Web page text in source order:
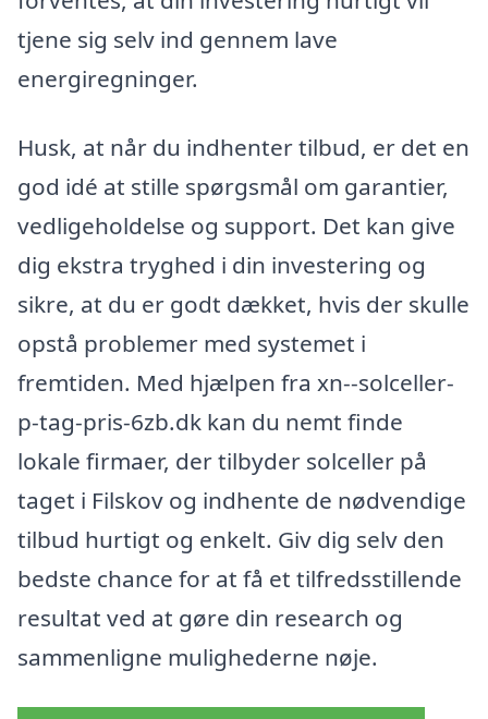
tjene sig selv ind gennem lave
energiregninger.
Husk, at når du indhenter tilbud, er det en
god idé at stille spørgsmål om garantier,
vedligeholdelse og support. Det kan give
dig ekstra tryghed i din investering og
sikre, at du er godt dækket, hvis der skulle
opstå problemer med systemet i
fremtiden. Med hjælpen fra xn--solceller-
p-tag-pris-6zb.dk kan du nemt finde
lokale firmaer, der tilbyder solceller på
taget i Filskov og indhente de nødvendige
tilbud hurtigt og enkelt. Giv dig selv den
bedste chance for at få et tilfredsstillende
resultat ved at gøre din research og
sammenligne mulighederne nøje.